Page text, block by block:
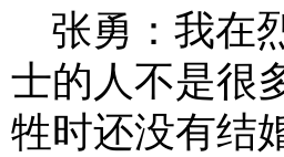
张勇：我在
士的人不是很
牲时还没有结